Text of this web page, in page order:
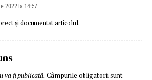
2022 la 14:57
și documentat articolul.
va fi publicată. Câmpurile obligatorii sunt